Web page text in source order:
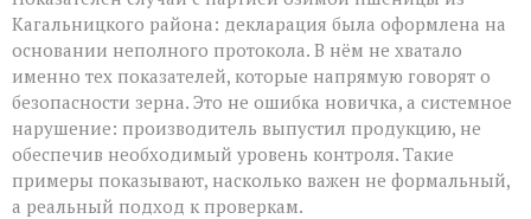
Кагальницкого района: декларация была оформлена на
основании неполного протокола. В нём не хватало
именно тех показателей, которые напрямую говорят о
безопасности зерна. Это не ошибка новичка, а системное
нарушение: производитель выпустил продукцию, не
обеспечив необходимый уровень контроля. Такие
примеры показывают, насколько важен не формальный,
а реальный подход к проверкам.